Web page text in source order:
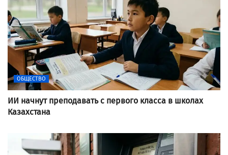
ОБЩЕСТВО
ИИ начнут преподавать с первого класса в школах
Казахстана